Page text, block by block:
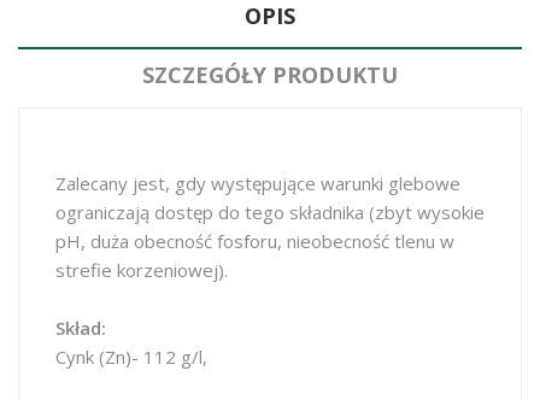
OPIS
SZCZEGÓŁY PRODUKTU
Zalecany jest, gdy występujące warunki glebowe
ograniczają dostęp do tego składnika (zbyt wysokie
pH, duża obecność fosforu, nieobecność tlenu w
strefie korzeniowej).
Skład:
Cynk (Zn)- 112 g/l,